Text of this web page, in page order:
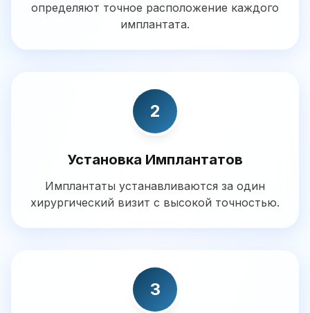
определяют точное расположение каждого
имплантата.
2
Установка Имплантатов
Имплантаты устанавливаются за один
хирургический визит с высокой точностью.
3